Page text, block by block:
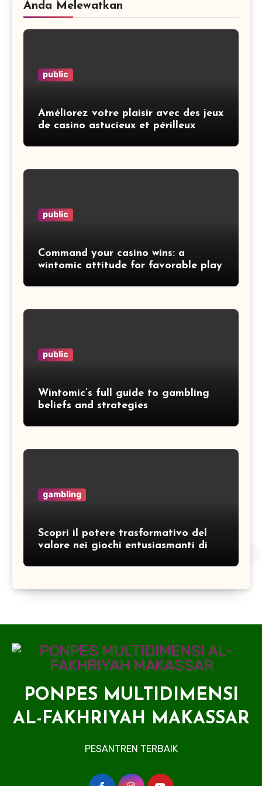
Anda Melewatkan
public
Améliorez votre plaisir avec des jeux
de casino astucieux et périlleux
public
Command your casino wins: a
wintomic attitude for favorable play
public
Wintomic’s full guide to gambling
beliefs and strategies
gambling
Scopri il potere trasformativo del
valore nei giochi entusiasmanti di
PONPES MULTIDIMENSI
AL-FAKHRIYAH MAKASSAR
PESANTREN TERBAIK